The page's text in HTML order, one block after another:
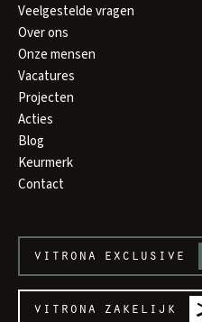
Veelgestelde vragen
Over ons
Onze mensen
Vacatures
Projecten
Acties
Blog
Keurmerk
Contact
vitrona exclusive
vitrona zakelijk